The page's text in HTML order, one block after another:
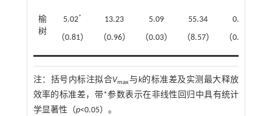
榆
树
5.02*
（0.81）
13.23
（0.96）
5.09
（0.03）
55.34
（8.57）
0.35
（0.27）
注： 括号内标注拟合Vmax与k的标准差及实测最大释放
效率的标准差，带*参数表示在非线性回归中具有统计
学显著性（p<0.05）。